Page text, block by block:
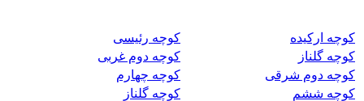
کوچه ارکیده
کوچه رئیسی
کوچه گلناز
کوچه دوم غربی
کوچه دوم شرقی
کوچه چهارم
کوچه ششم
کوچه گلناز